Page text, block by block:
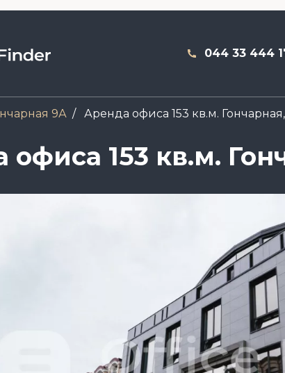
044 33 444
9А Аренда офиса 153 кв.м.
офиса 153 кв.м.